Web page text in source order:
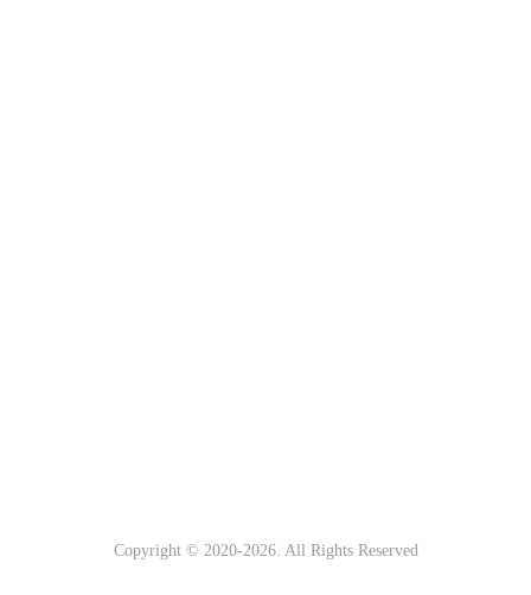
Copyright © 2020-2026. All Rights Reserved